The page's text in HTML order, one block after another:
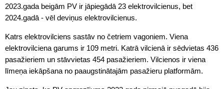
2023.gada beigām PV ir jāpiegādā 23 elektrovilcienus, bet
2024.gadā - vēl deviņus elektrovilcienus.
Katrs elektrovilciens sastāv no četriem vagoniem. Viena
elektrovilciena garums ir 109 metri. Katrā vilcienā ir sēdvietas 436
pasažieriem un stāvvietas 454 pasažieriem. Vilcienos ir viena
līmeņa iekāpšana no paaugstinātajām pasažieru platformām.